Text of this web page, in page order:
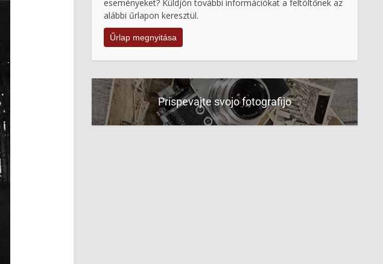
eseményeket? Küldjön további információkat a feltöltőnek az
alábbi űrlapon keresztül.
Űrlap megnyitása
Prispevajte svojo fotografijo